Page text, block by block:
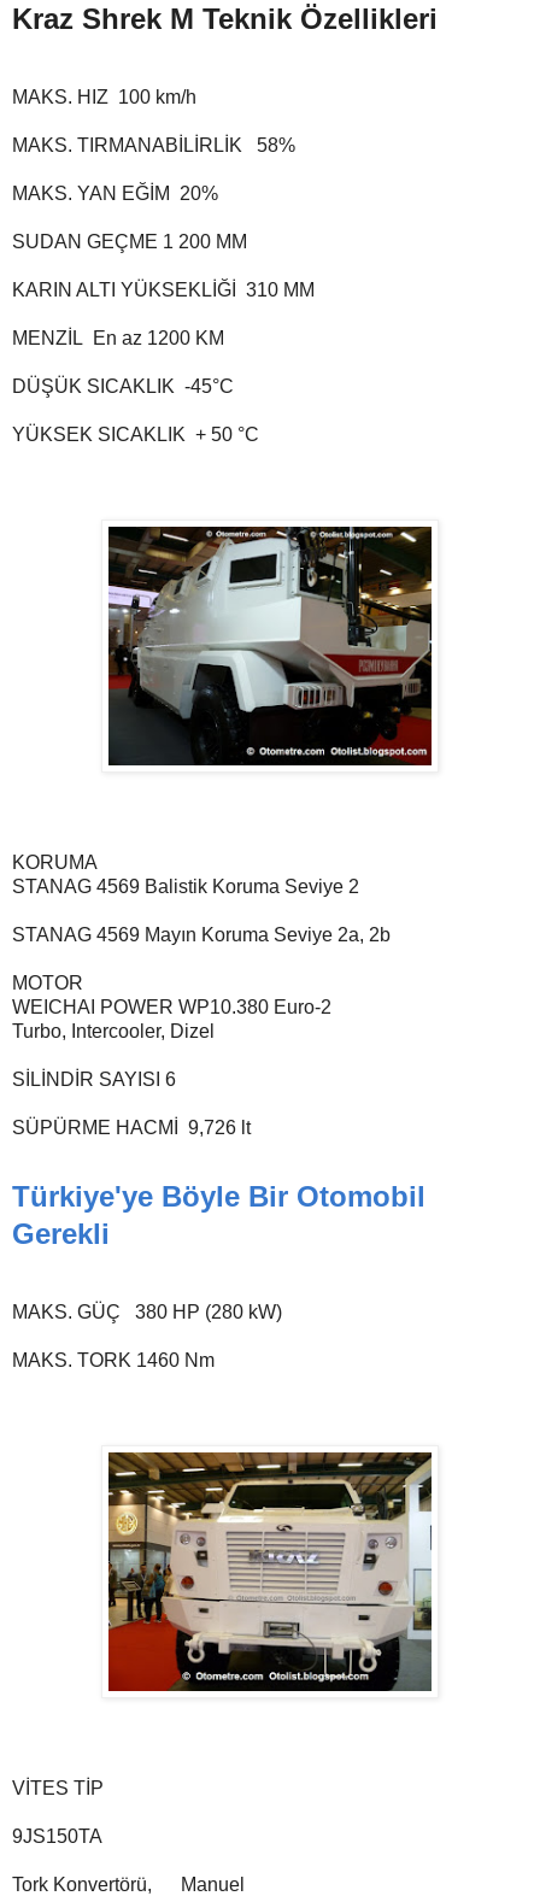
Kraz Shrek M Teknik Özellikleri
MAKS. HIZ 100 km/h
MAKS. TIRMANABİLİRLİK 58%
MAKS. YAN EĞİM 20%
SUDAN GEÇME 1 200 MM
KARIN ALTI YÜKSEKLİĞİ 310 MM
MENZİL En az 1200 KM
DÜŞÜK SICAKLIK -45°C
YÜKSEK SICAKLIK + 50 °C
KORUMA
STANAG 4569 Balistik Koruma Seviye 2
STANAG 4569 Mayın Koruma Seviye 2a, 2b
MOTOR
WEICHAI POWER WP10.380 Euro-2
Turbo, Intercooler, Dizel
SİLİNDİR SAYISI 6
SÜPÜRME HACMİ 9,726 lt
Türkiye'ye Böyle Bir Otomobil
Gerekli
MAKS. GÜÇ 380 HP (280 kW)
MAKS. TORK 1460 Nm
VİTES TİP
9JS150TA
Tork Konvertörü, Manuel